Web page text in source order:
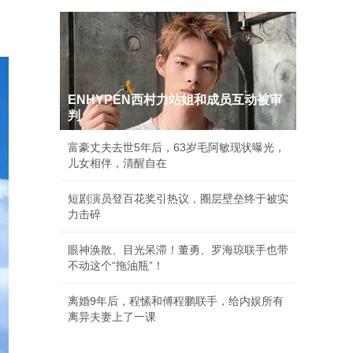
ENHYPEN西村力站姐和成员互动被审
判
富豪丈夫去世5年后，63岁毛阿敏现状曝光，
儿女相伴，清醒自在
短剧演员登百花奖引热议，圈层壁垒终于被实
力击碎
眼神涣散、目光呆滞！董勇、罗海琼联手也带
不动这个“拖油瓶”！
离婚9年后，程愫和傅程鹏联手，给内娱所有
离异夫妻上了一课